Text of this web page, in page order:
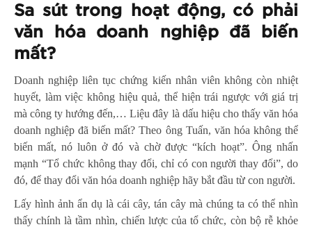
Sa sút trong hoạt động, có phải
văn hóa doanh nghiệp đã biến
mất?
Doanh nghiệp liên tục chứng kiến nhân viên không còn nhiệt
huyết, làm việc không hiệu quả, thể hiện trái ngược với giá trị
mà công ty hướng đến,… Liệu đây là dấu hiệu cho thấy văn hóa
doanh nghiệp đã biến mất? Theo ông Tuấn, văn hóa không thể
biến mất, nó luôn ở đó và chờ được “kích hoạt”. Ông nhấn
mạnh “Tổ chức không thay đổi, chỉ có con người thay đổi”, do
đó, để thay đổi văn hóa doanh nghiệp hãy bắt đầu từ con người.
Lấy hình ảnh ẩn dụ là cái cây, tán cây mà chúng ta có thể nhìn
thấy chính là tầm nhìn, chiến lược của tổ chức, còn bộ rễ khỏe